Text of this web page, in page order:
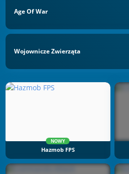
Age Of War
Wojownicze Zwierząta
NOWY
Hazmob FPS